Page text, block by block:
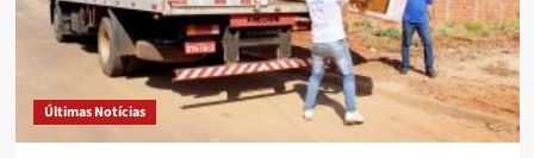
Últimas Notícias